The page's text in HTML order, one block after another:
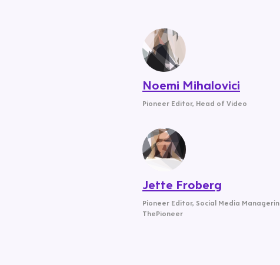
Noemi Mihalovici
Pioneer Editor, Head of Video
Jette Froberg
Pioneer Editor, Social Media Managerin
ThePioneer